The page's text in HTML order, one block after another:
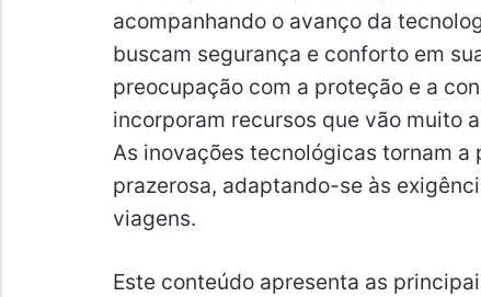
acompanhando o avanço da
buscam segurança e conforto em
preocupação com a proteção e a
incorporam recursos que vão muito
As inovações tecnológicas tornam
prazerosa, adaptando-se às
viagens.
Este conteúdo apresenta as